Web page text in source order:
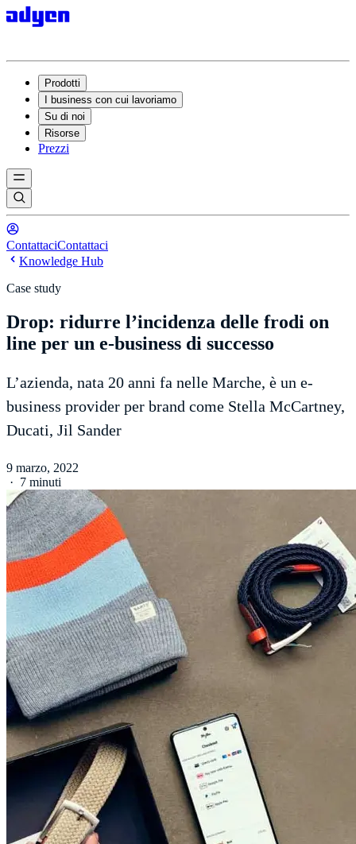
Prodotti
I business con cui lavoriamo
Su di noi
Risorse
Prezzi
ContattaciContattaci
Knowledge Hub
Case study
Drop: ridurre l’incidenza delle frodi on
line per un e-business di successo
L’azienda, nata 20 anni fa nelle Marche, è un e-
business provider per brand come Stella McCartney,
Ducati, Jil Sander
9 marzo, 2022
· 7 minuti